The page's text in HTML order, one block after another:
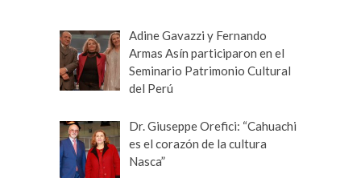
Adine Gavazzi y Fernando
Armas Asín participaron en el
Seminario Patrimonio Cultural
del Perú
Dr. Giuseppe Orefici: “Cahuachi
es el corazón de la cultura
Nasca”